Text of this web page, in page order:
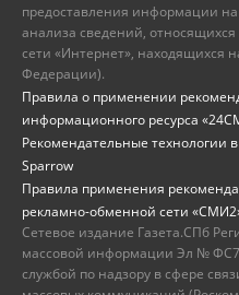
предоставления информации
анализа сведений,
сети «Интернет», находящихся
Федерации).
Правила о применении
информационного ресурса
Рекомендательные технологии
Sparrow
Правила применения
рекламно-обменной сети
Сетевое издание Газета.СПб
массовой информации Эл №
службой по надзору в сфере